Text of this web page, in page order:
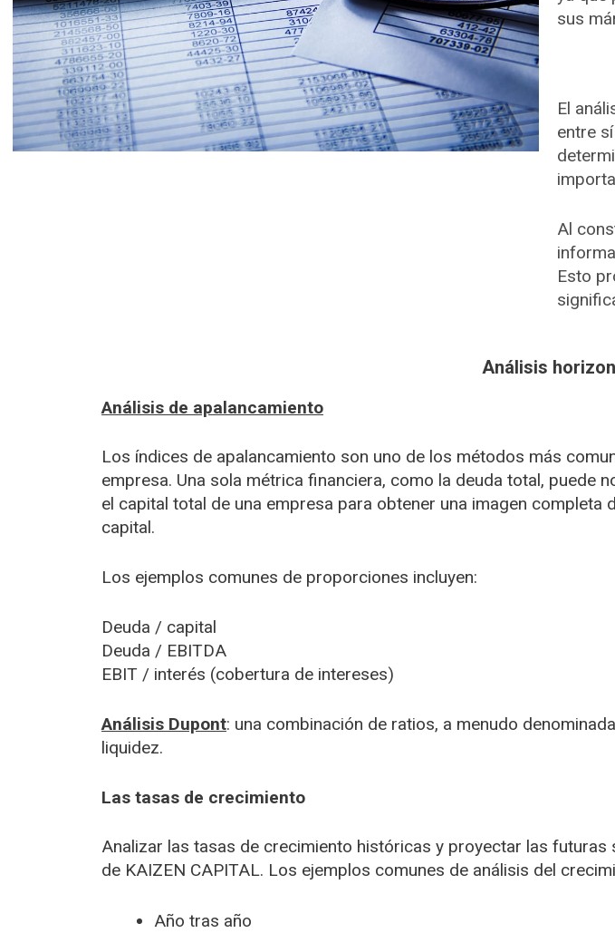
sus
El
entre
Al
Esto
Análisis
Análisis de apalancamiento
Los índices de apalancamiento son uno de los métodos más
empresa. Una sola métrica financiera, como la deuda total, puede
el capital total de una empresa para obtener una imagen
capital.
Los ejemplos comunes de proporciones incluyen:
Deuda / capital
Deuda / EBITDA
EBIT / interés (cobertura de intereses)
Análisis Dupont: una combinación de ratios, a menudo
liquidez.
Las tasas de crecimiento
Analizar las tasas de crecimiento históricas y proyectar las
de KAIZEN CAPITAL. Los ejemplos comunes de análisis del
Año tras año